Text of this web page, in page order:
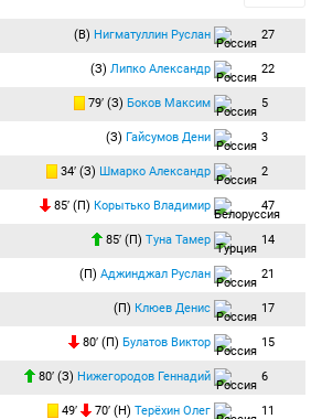
(В) Нигматуллин Руслан 27
(З) Липко Александр 22
79′ (З) Боков Максим 5
(З) Гайсумов Дени 3
34′ (З) Шмарко Александр 2
85′ (П) Корытько Владимир 47
85′ (П) Туна Тамер 14
(П) Аджинджал Руслан 21
(П) Клюев Денис 17
80′ (П) Булатов Виктор 15
80′ (З) Нижегородов Геннадий 6
49′ 70′ (Н) Терёхин Олег 11